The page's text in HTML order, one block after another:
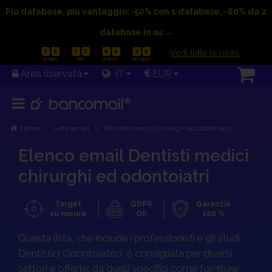
Più database, più vantaggio: -50% con 1 database, -60% da 2
database in su →
1 6 1 5 4 6 2 9 Vedi tutte le news
Area riservata IT EUR
1 6 1 5 4 5 3 0
Home Liste email Dentisti medici chirurghi ed odontoiatri
Elenco email Dentisti medici
chirurghi ed odontoiatri
Target
su misura
GDPR
OK
Garanzia
100 %
Questa lista, che include i professionisti e gli studi
Dentistici Odontoiatrici, è consigliata per diversi
settori e offerte: da quelli specifici come forniture